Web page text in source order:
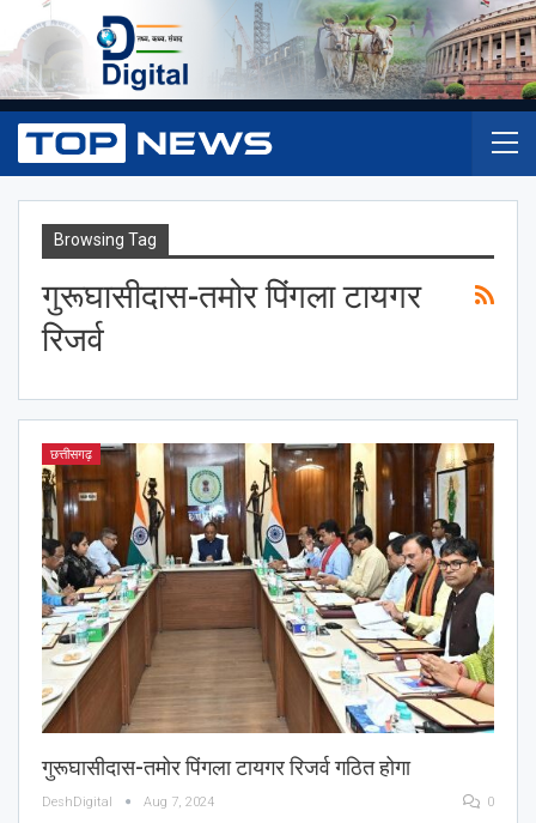
Browsing Tag
गुरूघासीदास-तमोर पिंगला टायगर
रिजर्व
छत्तीसगढ़
गुरूघासीदास-तमोर पिंगला टायगर रिजर्व गठित होगा
DeshDigital Aug 7, 2024 0